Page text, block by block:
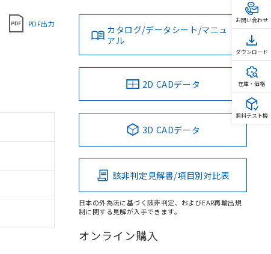
PDF出力
カタログ/データシート/マニュ
アル
2D CADデータ
3D CADデータ
該非判定見解書/項目別対比表
日本の外為法に基づく該非判定、およびEAR再輸出規
制に関する見解が入手できます。
オンライン購入
お問い合わせ
ダウンロード
在庫・価格
無料テスト機